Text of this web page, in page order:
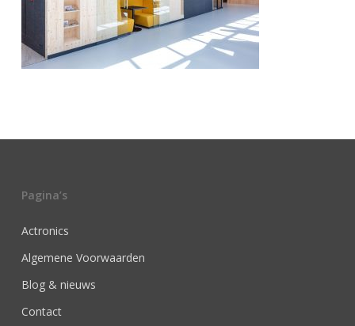
Pagina’s
Actronics
Algemene Voorwaarden
Blog & nieuws
Contact